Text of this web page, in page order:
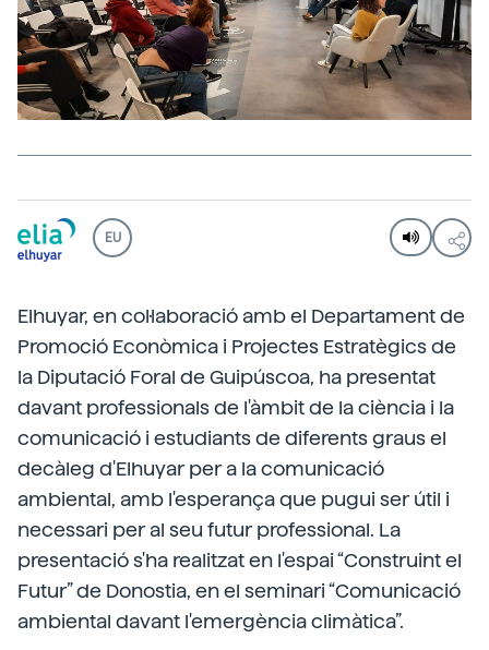
EU
Elhuyar, en col·laboració amb el Departament de
Promoció Econòmica i Projectes Estratègics de
la Diputació Foral de Guipúscoa, ha presentat
davant professionals de l'àmbit de la ciència i la
comunicació i estudiants de diferents graus el
decàleg d'Elhuyar per a la comunicació
ambiental, amb l'esperança que pugui ser útil i
necessari per al seu futur professional. La
presentació s'ha realitzat en l'espai “Construint el
Futur” de Donostia, en el seminari “Comunicació
ambiental davant l'emergència climàtica”.